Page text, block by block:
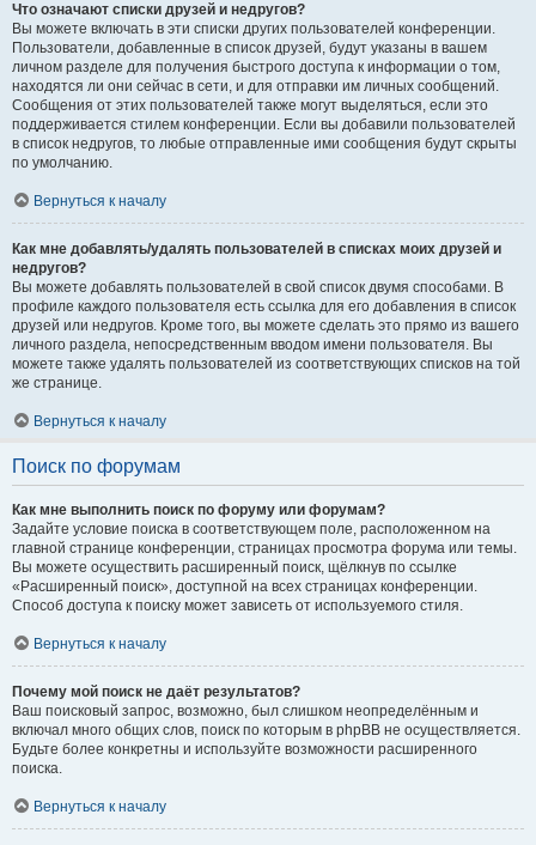
Что означают списки друзей и недругов?
Вы можете включать в эти списки других пользователей конференции.
Пользователи, добавленные в список друзей, будут указаны в вашем
личном разделе для получения быстрого доступа к информации о том,
находятся ли они сейчас в сети, и для отправки им личных сообщений.
Сообщения от этих пользователей также могут выделяться, если это
поддерживается стилем конференции. Если вы добавили пользователей
в список недругов, то любые отправленные ими сообщения будут скрыты
по умолчанию.
Вернуться к началу
Как мне добавлять/удалять пользователей в списках моих друзей и
недругов?
Вы можете добавлять пользователей в свой список двумя способами. В
профиле каждого пользователя есть ссылка для его добавления в список
друзей или недругов. Кроме того, вы можете сделать это прямо из вашего
личного раздела, непосредственным вводом имени пользователя. Вы
можете также удалять пользователей из соответствующих списков на той
же странице.
Вернуться к началу
Поиск по форумам
Как мне выполнить поиск по форуму или форумам?
Задайте условие поиска в соответствующем поле, расположенном на
главной странице конференции, страницах просмотра форума или темы.
Вы можете осуществить расширенный поиск, щёлкнув по ссылке
«Расширенный поиск», доступной на всех страницах конференции.
Способ доступа к поиску может зависеть от используемого стиля.
Вернуться к началу
Почему мой поиск не даёт результатов?
Ваш поисковый запрос, возможно, был слишком неопределённым и
включал много общих слов, поиск по которым в phpBB не осуществляется.
Будьте более конкретны и используйте возможности расширенного
поиска.
Вернуться к началу